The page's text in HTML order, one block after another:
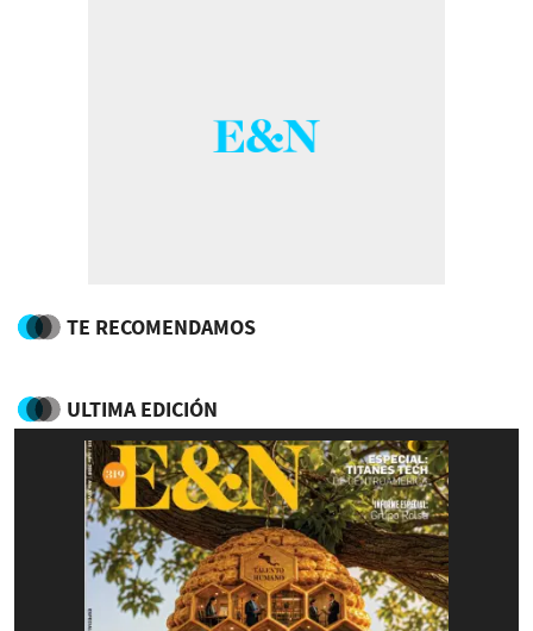
TE RECOMENDAMOS
ULTIMA EDICIÓN